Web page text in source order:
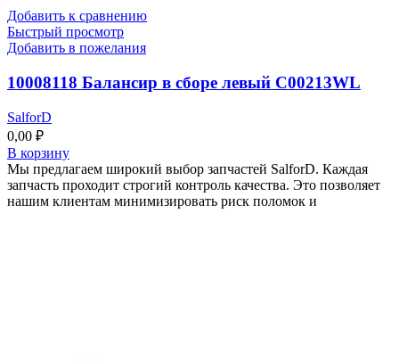
Добавить к сравнению
Быстрый просмотр
Добавить в пожелания
10008118 Балансир в сборе левый C00213WL
SalforD
0,00 ₽
В корзину
Мы предлагаем широкий выбор запчастей SalforD. Каждая
запчасть проходит строгий контроль качества. Это позволяет
нашим клиентам минимизировать риск поломок и